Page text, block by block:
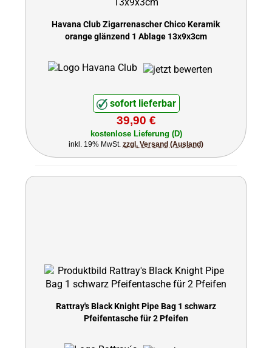
Havana Club Zigarrenascher Chico Keramik
orange glänzend 1 Ablage 13x9x3cm
sofort lieferbar
39,90 €
kostenlose Lieferung (D)
inkl. 19% MwSt. zzgl. Versand (Ausland)
Rattray's Black Knight Pipe Bag 1 schwarz
Pfeifentasche für 2 Pfeifen